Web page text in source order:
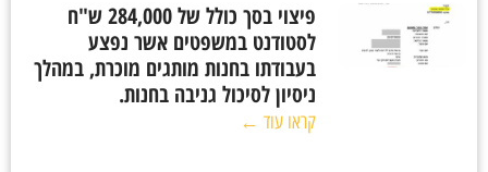
פיצוי בסך כולל של 284,000 ש"ח
לסטודנט במשפטים אשר נפצע
בעבודתו בחנות מותגים מוכרת, במהלך
ניסיון לסיכול גניבה בחנות.
קראו עוד ←